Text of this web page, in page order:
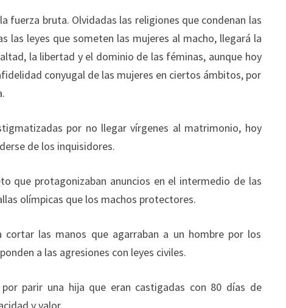
fuerza bruta. Olvidadas las religiones que condenan las
las leyes que someten las mujeres al macho, llegará la
la libertad y el dominio de las féminas, aunque hoy
conyugal de las mujeres en ciertos ámbitos, por
por no llegar vírgenes al matrimonio, hoy
de los inquisidores.
que protagonizaban anuncios en el intermedio de las
olímpicas que los machos protectores.
cortar las manos que agarraban a un hombre por los
a las agresiones con leyes civiles.
parir una hija que eran castigadas con 80 días de